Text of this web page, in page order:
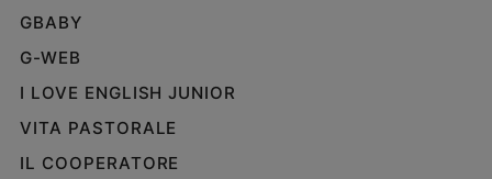
GBABY
G-WEB
I LOVE ENGLISH JUNIOR
VITA PASTORALE
IL COOPERATORE